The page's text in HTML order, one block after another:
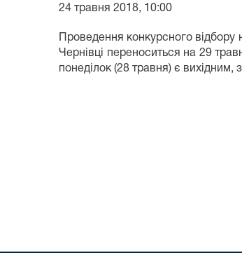
24 травня 2018, 10:00
Проведення конкурсного
Чернівці переноситься на 29
понеділок (28 травня) є вихідним,